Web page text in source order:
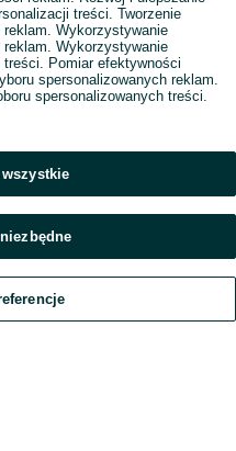
Czat Konto
treści. Tworzenie
Wykorzystywanie
Wykorzystywanie
Pomiar efektywności
spersonalizowanych reklam.
spersonalizowanych treści.